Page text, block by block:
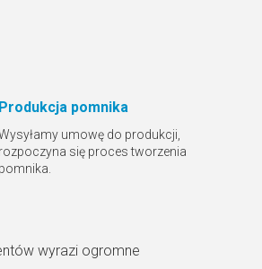
Produkcja pomnika
umowę do produkcji,
rozpoczyna się proces tworzenia
pomnika.
wyrazi ogromne